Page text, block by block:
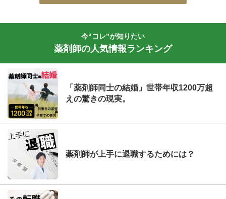
今“コレ”が知りたい
薬剤師の人気情報ランキング
「薬剤師同士の結婚」世帯年収1200万超
えの驚きの現実。
薬剤師が上手に退職するためには？